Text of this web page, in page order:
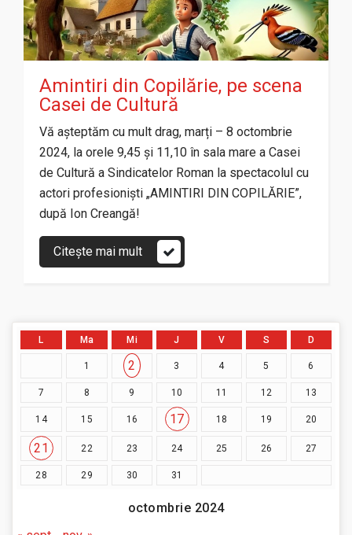
Amintiri din Copilărie, pe scena
Casei de Cultură
Vă așteptăm cu mult drag, marți – 8 octombrie
2024, la orele 9,45 și 11,10 în sala mare a Casei
de Cultură a Sindicatelor Roman la spectacolul cu
actori profesioniști „AMINTIRI DIN COPILĂRIE”,
după Ion Creangă!
Citește mai mult
octombrie 2024
L Ma Mi J V S D
1 2 3 4 5 6
7 8 9 10 11 12 13
14 15 16 17 18 19 20
21 22 23 24 25 26 27
28 29 30 31